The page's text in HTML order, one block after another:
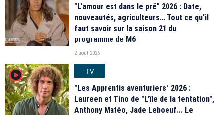
"L'amour est dans le pré" 2026 : Date,
nouveautés, agriculteurs… Tout ce qu'il
faut savoir sur la saison 21 du
programme de M6
2 août 2026
player2
TV
"Les Apprentis aventuriers" 2026 :
Laureen et Tino de "L'île de la tentation",
Anthony Matéo, Jade Leboeuf... Le